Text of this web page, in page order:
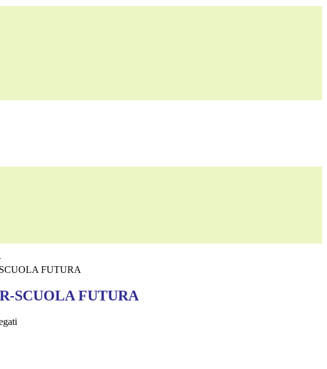
FUTURA
SCUOLA FUTURA